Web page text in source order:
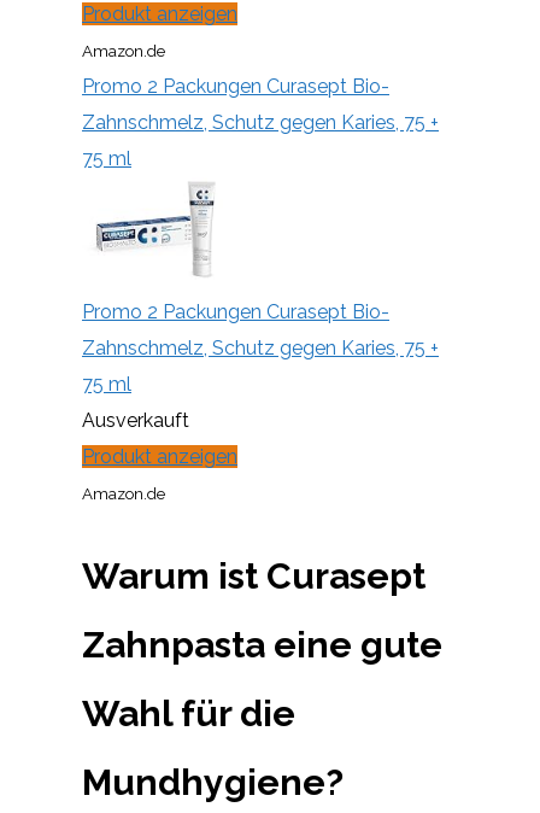
Produkt anzeigen
Amazon.de
Promo 2 Packungen Curasept Bio-
Zahnschmelz, Schutz gegen Karies, 75 +
75 ml
Promo 2 Packungen Curasept Bio-
Zahnschmelz, Schutz gegen Karies, 75 +
75 ml
Ausverkauft
Produkt anzeigen
Amazon.de
Warum ist Curasept
Zahnpasta eine gute
Wahl für die
Mundhygiene?